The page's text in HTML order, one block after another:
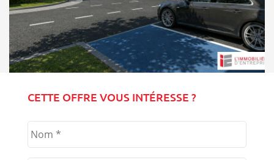
CETTE OFFRE VOUS INTÉRESSE ?